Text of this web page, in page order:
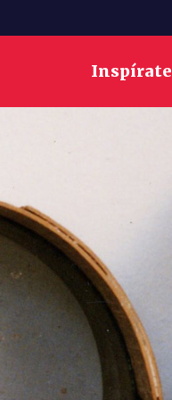
Inspírate